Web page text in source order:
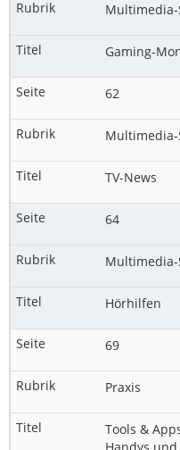
Multimedia-
Gaming-
62
Multimedia-
TV-News
64
Multimedia-
Hörhilfen
69
Praxis
Tools &